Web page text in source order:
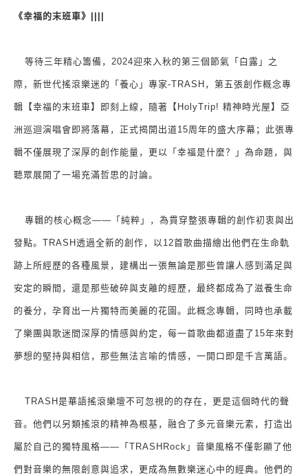
《幸福的末班車》
等待三年精心籌備， 2024迎來入秋的第三個節氣「白露」之
際，新世代搖滾樂迷的「養心」專家-TRASH ，第五張創作概念專
輯【幸福的末班車】即刻上線，隨著【 HolyTrip! 精神時光屋】亞
洲巡迴演唱會即將落幕，正式揭開出道15周年的盛大序幕；此張專
輯不僅展現了深厚的創作能量，更以「幸福是什麼？」為命題，與
聽眾展開了一場充滿哲思的討論。
專輯的核心概念—— 「純粹」，為貫穿整張專輯的創作初衷與出
發點。 TRASH 透過全新的創作，以 12首歌曲描繪出他們在生命軌
跡上所經歷的各種風景，建構出一張無論是那些曾讓人感到滿足與
安定的瞬間，還是那些破碎與支離的經歷，最終都成為了滋養生命
的養分，孕育出一片獨特而美麗的花園。此概念專輯，同時也承載
了樂團與歌迷間深厚的情感與約定，每一首歌曲都道盡了 15年來對
夢想的堅持與相信，那些無法言喻的情感，一開口即是千言萬語。
TRASH 是華語搖滾樂壇不可忽視的的存在，更是這個時代的聲
音。他們以另類搖滾的精神為根基，融合了多元音樂元素，打造出
屬於自己的獨特風格—— 「 TRASHRock 」音樂風格不僅彰顯了他
們對音樂的無限創意與追求，更成為無數樂迷心中的經典。他們的